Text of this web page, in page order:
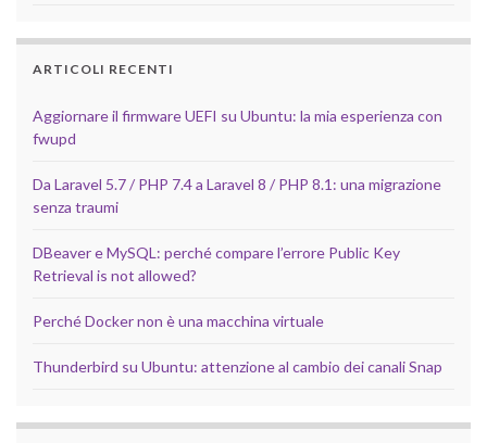
ARTICOLI RECENTI
Aggiornare il firmware UEFI su Ubuntu: la mia esperienza con
fwupd
Da Laravel 5.7 / PHP 7.4 a Laravel 8 / PHP 8.1: una migrazione
senza traumi
DBeaver e MySQL: perché compare l’errore Public Key
Retrieval is not allowed?
Perché Docker non è una macchina virtuale
Thunderbird su Ubuntu: attenzione al cambio dei canali Snap